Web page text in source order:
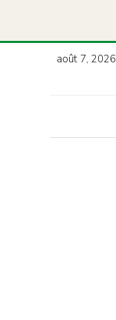
août 7, 2026